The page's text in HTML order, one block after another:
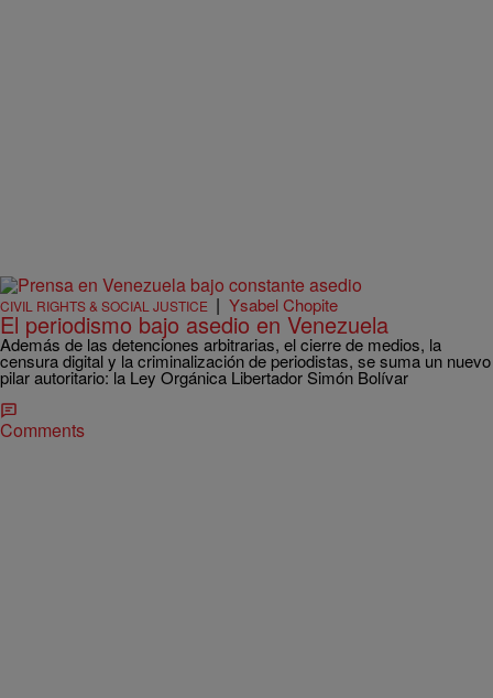
CIVIL RIGHTS & SOCIAL JUSTICE | Ysabel Chopite
El periodismo bajo asedio en Venezuela
Además de las detenciones arbitrarias, el cierre de medios, la
censura digital y la criminalización de periodistas, se suma un nuevo
pilar autoritario: la Ley Orgánica Libertador Simón Bolívar
Comments